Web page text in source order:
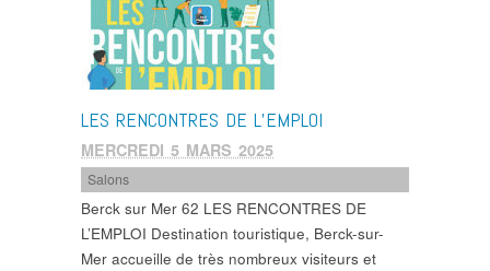
LES RENCONTRES DE L’EMPLOI
MERCREDI 5 MARS 2025
Salons
Berck sur Mer 62 LES RENCONTRES DE
L’EMPLOI Destination touristique, Berck-sur-
Mer accueille de très nombreux visiteurs et